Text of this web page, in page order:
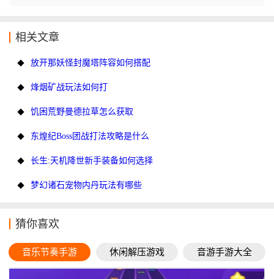
相关文章
放开那妖怪封魔塔阵容如何搭配
烽烟矿战玩法如何打
饥困荒野曼德拉草怎么获取
东煌纪Boss团战打法攻略是什么
长生:天机降世新手装备如何选择
梦幻诸石宠物内丹玩法有哪些
猜你喜欢
音乐节奏手游 休闲解压游戏 音游手游大全